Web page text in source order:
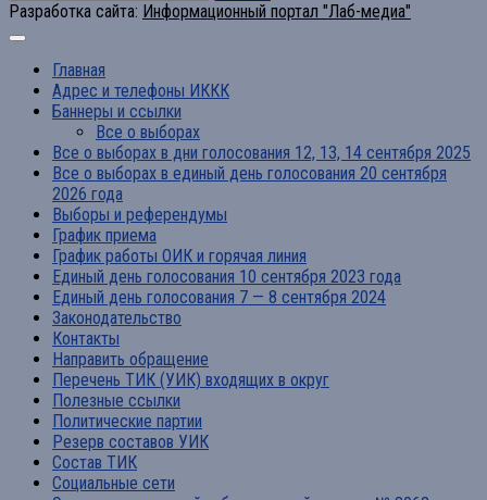
Разработка сайта: Информационный портал "Лаб-медиа"
Главная
Адрес и телефоны ИККК
Баннеры и ссылки
Все о выборах
Все о выборах в дни голосования 12, 13, 14 сентября 2025
Все о выборах в единый день голосования 20 сентября
2026 года
Выборы и референдумы
График приема
График работы ОИК и горячая линия
Единый день голосования 10 сентября 2023 года
Единый день голосования 7 — 8 сентября 2024
Законодательство
Контакты
Направить обращение
Перечень ТИК (УИК) входящих в округ
Полезные ссылки
Политические партии
Резерв составов УИК
Состав ТИК
Социальные сети